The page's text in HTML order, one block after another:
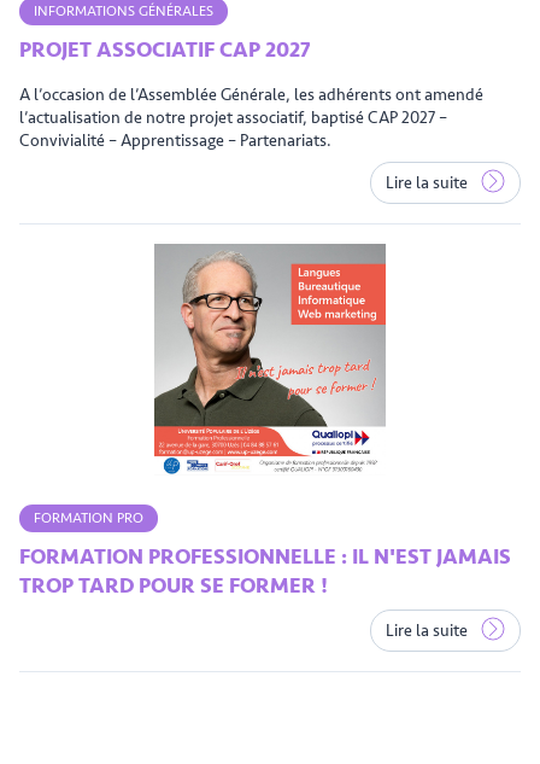
INFORMATIONS GÉNÉRALES
PROJET ASSOCIATIF CAP 2027
A l’occasion de l’Assemblée Générale, les adhérents ont amendé
l’actualisation de notre projet associatif, baptisé CAP 2027 –
Convivialité – Apprentissage – Partenariats.
Lire la suite
FORMATION PRO
FORMATION PROFESSIONNELLE : IL N'EST JAMAIS
TROP TARD POUR SE FORMER !
Lire la suite